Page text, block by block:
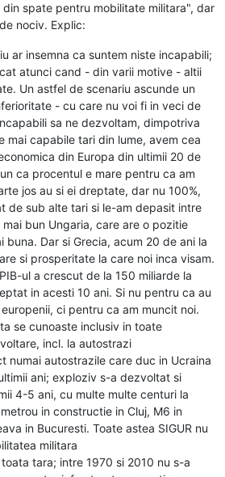
spate pentru mobilitate militara", dar
nociv. Explic:
ar insemna ca suntem niste incapabili;
atunci cand - din varii motive - altii
Un astfel de scenariu ascunde un
- cu care nu voi fi in veci de
sa ne dezvoltam, dimpotriva
mai capabile tari din lume, avem cea
din Europa din ultimii 20 de
ca procentul e mare pentru ca am
jos au si ei dreptate, dar nu 100%,
de sub alte tari si le-am depasit intre
bun Ungaria, care are o pozitie
buna. Dar si Grecia, acum 20 de ani la
si prosperitate la care noi inca visam.
ul a crescut de la 150 miliarde la
in acesti 10 ani. Si nu pentru ca au
ci pentru ca am muncit noi.
se cunoaste inclusiv in toate
incl. la autostrazi
numai autostrazile care duc in Ucraina
ani; exploziv s-a dezvoltat si
4-5 ani, cu multe multe centuri la
in constructie in Cluj, M6 in
in Bucuresti. Toate astea SIGUR nu
militara
tara; intre 1970 si 2010 nu s-a